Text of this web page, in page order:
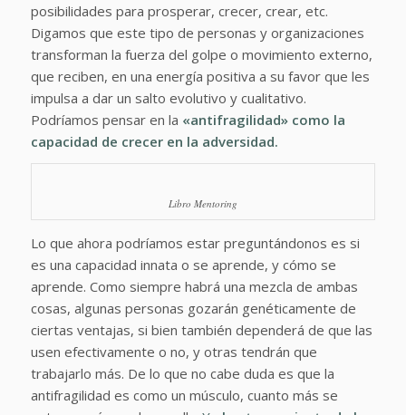
posibilidades para prosperar, crecer, crear, etc.
Digamos que este tipo de personas y organizaciones
transforman la fuerza del golpe o movimiento externo,
que reciben, en una energía positiva a su favor que les
impulsa a dar un salto evolutivo y cualitativo.
Podríamos pensar en la «antifragilidad» como la
capacidad de crecer en la adversidad.
Libro Mentoring
Lo que ahora podríamos estar preguntándonos es si
es una capacidad innata o se aprende, y cómo se
aprende. Como siempre habrá una mezcla de ambas
cosas, algunas personas gozarán genéticamente de
ciertas ventajas, si bien también dependerá de que las
usen efectivamente o no, y otras tendrán que
trabajarlo más. De lo que no cabe duda es que la
antifragilidad es como un músculo, cuanto más se